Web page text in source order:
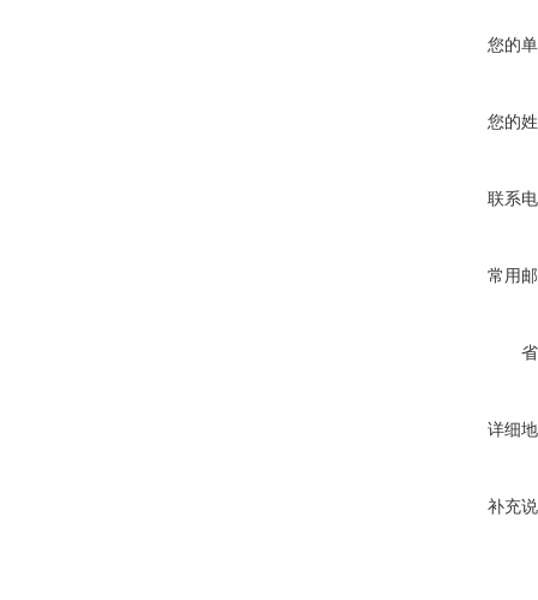
您的
您的
联系
常用
详细
补充